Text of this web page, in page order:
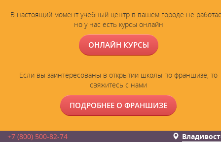
В настоящий момент учебный центр в вашем городе не
но у нас есть курсы онлайн
ОНЛАЙН КУРСЫ
Если вы заинтересованы в открытии школы по франшизе, то
свяжитесь с нами
ПОДРОБНЕЕ О ФРАНШИЗЕ
+7 (800) 500-82-74